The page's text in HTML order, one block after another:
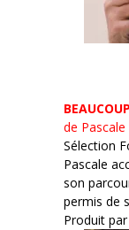
de
Sélection
Pascale
son
permis de
Produit